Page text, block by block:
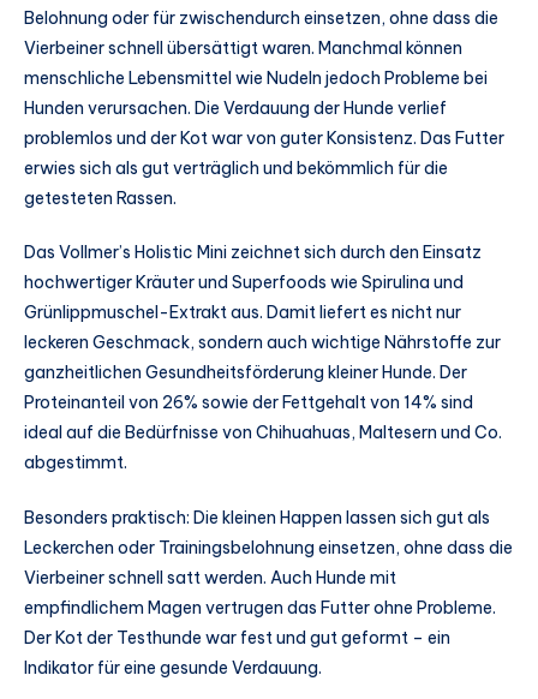
Belohnung oder für zwischendurch einsetzen, ohne dass die
Vierbeiner schnell übersättigt waren. Manchmal können
menschliche Lebensmittel wie Nudeln jedoch Probleme bei
Hunden verursachen. Die Verdauung der Hunde verlief
problemlos und der Kot war von guter Konsistenz. Das Futter
erwies sich als gut verträglich und bekömmlich für die
getesteten Rassen.
Das Vollmer’s Holistic Mini zeichnet sich durch den Einsatz
hochwertiger Kräuter und Superfoods wie Spirulina und
Grünlippmuschel-Extrakt aus. Damit liefert es nicht nur
leckeren Geschmack, sondern auch wichtige Nährstoffe zur
ganzheitlichen Gesundheitsförderung kleiner Hunde. Der
Proteinanteil von 26% sowie der Fettgehalt von 14% sind
ideal auf die Bedürfnisse von Chihuahuas, Maltesern und Co.
abgestimmt.
Besonders praktisch: Die kleinen Happen lassen sich gut als
Leckerchen oder Trainingsbelohnung einsetzen, ohne dass die
Vierbeiner schnell satt werden. Auch Hunde mit
empfindlichem Magen vertrugen das Futter ohne Probleme.
Der Kot der Testhunde war fest und gut geformt – ein
Indikator für eine gesunde Verdauung.